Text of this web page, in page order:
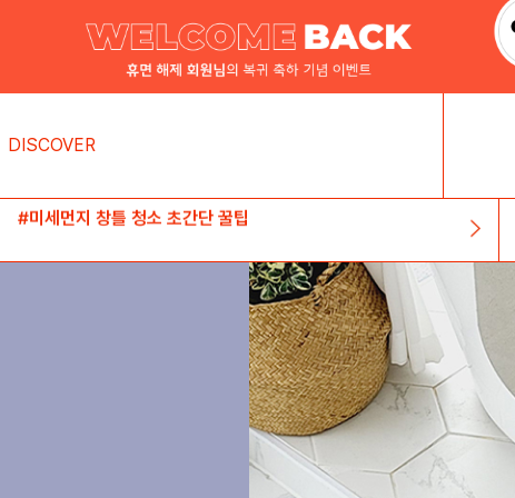
DISCOVER
#미세먼지 창틀 청소 초간단 꿀팁